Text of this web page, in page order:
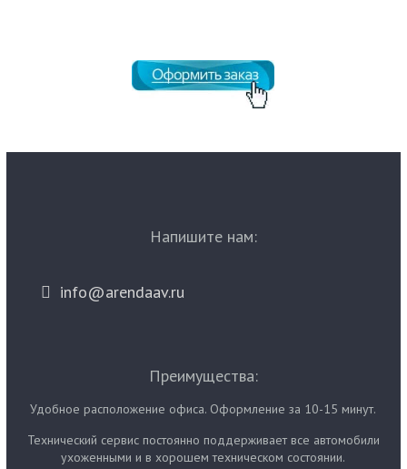
Напишите нам:
info@arendaav.ru
Преимущества:
Удобное расположение офиса. Оформление за 10-15 минут.
Технический сервис постоянно поддерживает все автомобили
ухоженными и в хорошем техническом состоянии.